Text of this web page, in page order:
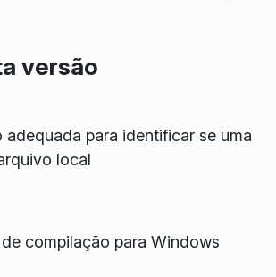
versão
adequada para identificar se uma
local
compilação para Windows